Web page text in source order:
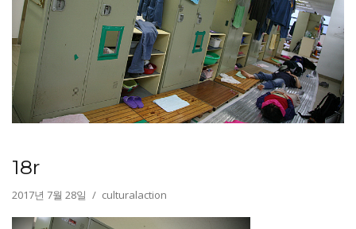
18r
2017년 7월 28일 culturalaction